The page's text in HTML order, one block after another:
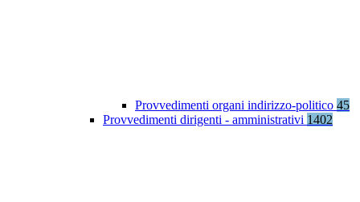
Provvedimenti organi indirizzo-politico 45
Provvedimenti dirigenti - amministrativi 1402